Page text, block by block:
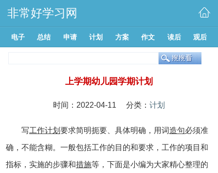
非常好学习网
电子 总结 申请 计划 方案 作文 读后 观后
上学期幼儿园学期计划
时间：2022-04-11 分类： 计划
写工作计划 要求简明扼要、具体明确，用词造句必须准
确，不能含糊。一般包括工作的目的和要求，工作的项目和
指标，实施的步骤和措施等，下面是小编为大家精心整理的